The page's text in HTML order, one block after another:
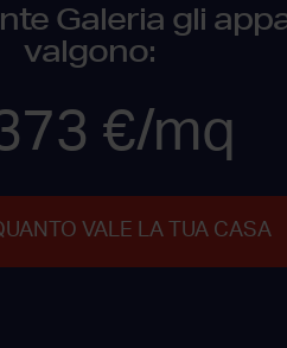
Galeria gli
valgono:
€/mq
VALE LA TUA CASA